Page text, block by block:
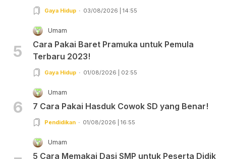
Gaya Hidup 03/08/2026 | 14:55
5
Umam
Cara Pakai Baret Pramuka untuk Pemula
Terbaru 2023!
Gaya Hidup 01/08/2026 | 02:55
6
Umam
7 Cara Pakai Hasduk Cowok SD yang Benar!
Pendidikan 01/08/2026 | 16:55
Umam
5 Cara Memakai Dasi SMP untuk Peserta Didik